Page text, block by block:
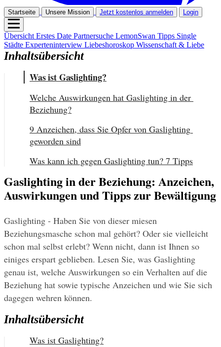
Startseite Unsere Mission Jetzt kostenlos anmelden Login
ÜbersichtErstes Date Partnersuche LemonSwan Tipps Single
Städte Experteninterview Liebeshoroskop Wissenschaft & Liebe
Inhaltsübersicht
Was ist Gaslighting?
Welche Auswirkungen hat Gaslighting in der
Beziehung?
9 Anzeichen, dass Sie Opfer von Gaslighting
geworden sind
Was kann ich gegen Gaslighting tun? 7 Tipps
Gaslighting in der Beziehung: Anzeichen,
Auswirkungen und Tipps zur Bewältigung
Gaslighting - Haben Sie von dieser miesen
Beziehungsmasche schon mal gehört? Oder sie vielleicht
schon mal selbst erlebt? Wenn nicht, dann ist Ihnen so
einiges erspart geblieben. Lesen Sie, was Gaslighting
genau ist, welche Auswirkungen so ein Verhalten auf die
Beziehung hat sowie typische Anzeichen und wie Sie sich
dagegen wehren können.
Inhaltsübersicht
Was ist Gaslighting?